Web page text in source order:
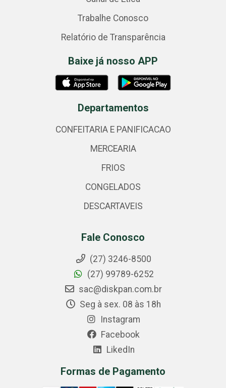
Trabalhe Conosco
Relatório de Transparência
Baixe já nosso APP
Departamentos
CONFEITARIA E PANIFICACAO
MERCEARIA
FRIOS
CONGELADOS
DESCARTAVEIS
Fale Conosco
(27) 3246-8500
(27) 99789-6252
sac@diskpan.com.br
Seg à sex. 08 às 18h
Instagram
Facebook
LikedIn
Formas de Pagamento